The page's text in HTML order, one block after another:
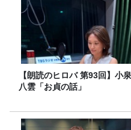
【朗読のヒロバ 第93回】小泉
八雲「お貞の話」